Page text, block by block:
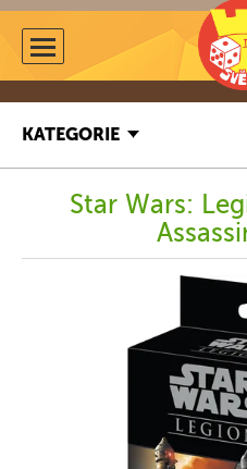
KATEGORIE
Star Wars: